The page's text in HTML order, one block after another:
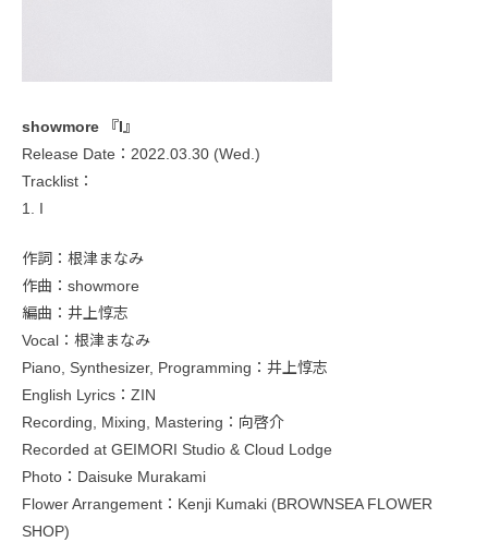
showmore 『I』
Release Date：2022.03.30 (Wed.)
Tracklist：
1. I
作詞：根津まなみ
作曲：showmore
編曲：井上惇志
Vocal：根津まなみ
Piano, Synthesizer, Programming：井上惇志
English Lyrics：ZIN
Recording, Mixing, Mastering：向啓介
Recorded at GEIMORI Studio & Cloud Lodge
Photo：Daisuke Murakami
Flower Arrangement：Kenji Kumaki (BROWNSEA FLOWER
SHOP)